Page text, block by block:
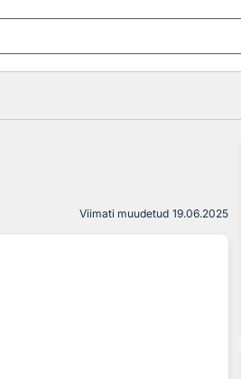
Viimati muudetud 19.06.2025